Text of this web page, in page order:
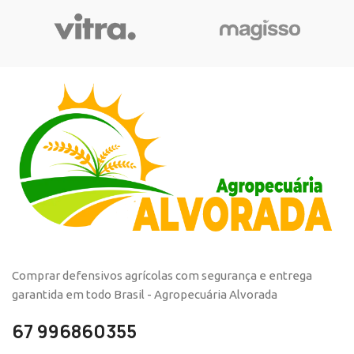
Comprar defensivos agrícolas com segurança e entrega
garantida em todo Brasil - Agropecuária Alvorada
67 996860355